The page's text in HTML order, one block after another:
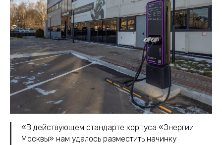
«В действующем стандарте корпуса «Энергии
Москвы» нам удалось разместить начинку